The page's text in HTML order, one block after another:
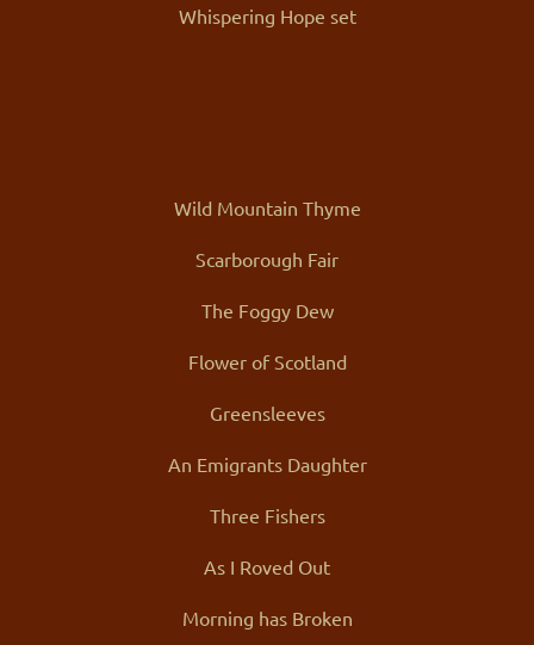
Whispering Hope set
Wild Mountain Thyme
Scarborough Fair
The Foggy Dew
Flower of Scotland
Greensleeves
An Emigrants Daughter
Three Fishers
As I Roved Out
Morning has Broken